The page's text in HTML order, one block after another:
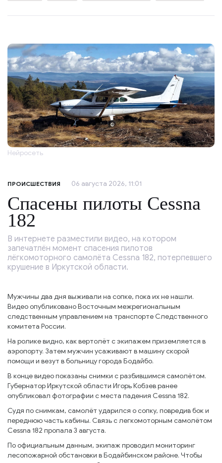
Нейросеть
ПРОИСШЕСТВИЯ 06 августа 2026, 11:01
Спасены пилоты Cessna
182
В интернете разместили видео, на котором
запечатлён момент спасения пилотов
лёгкомоторного самолёта Cessna 182, потерпевшего
крушение в Иркутской области.
Мужчины два дня выживали на сопке, пока их не нашли.
Видео опубликовано Восточным межрегиональным
следственным управлением на транспорте Следственного
комитета России.
На ролике видно, как вертолёт с экипажем приземляется в
аэропорту. Затем мужчин усаживают в машину скорой
помощи и везут в больницу города Бодайбо.
В конце видео показаны снимки с разбившимся самолётом.
Губернатор Иркутской области Игорь Кобзев ранее
опубликовал фотографии с места падения Cessna 182.
Судя по снимкам, самолёт ударился о сопку, повредив бок и
переднюю часть кабины. Связь с легкомоторным самолётом
Cessna 182 пропала 3 августа.
По официальным данным, экипаж проводил мониторинг
лесопожарной обстановки в Бодайбинском районе. Чтобы